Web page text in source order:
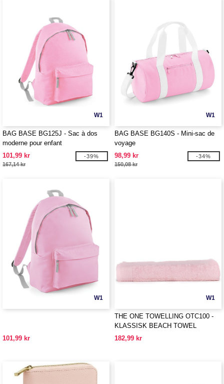
W1
BAG BASE BG125J - Sac à dos
moderne pour enfant
101,99 kr
167,14 kr
-39%
W1
BAG BASE BG140S - Mini-sac de
voyage
98,99 kr
150,08 kr
-34%
W1
101,99 kr
W1
THE ONE TOWELLING OTC100 -
KLASSISK BEACH TOWEL
182,99 kr